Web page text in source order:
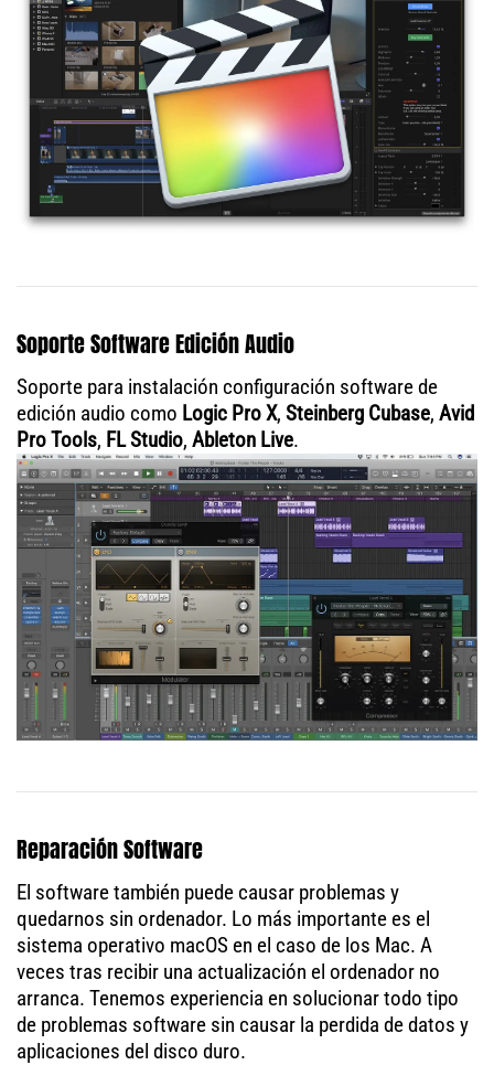
Soporte Software Edición Audio
Soporte para instalación configuración software de
edición audio como Logic Pro X, Steinberg Cubase, Avid
Pro Tools, FL Studio, Ableton Live.
Reparación Software
El software también puede causar problemas y
quedarnos sin ordenador. Lo más importante es el
sistema operativo macOS en el caso de los Mac. A
veces tras recibir una actualización el ordenador no
arranca. Tenemos experiencia en solucionar todo tipo
de problemas software sin causar la perdida de datos y
aplicaciones del disco duro.